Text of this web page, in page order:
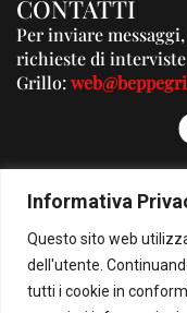
Informativa
Questo sito web
dell'utente.
tutti i cookie in
CONTATTI
Per inviare
richieste di
Grillo: